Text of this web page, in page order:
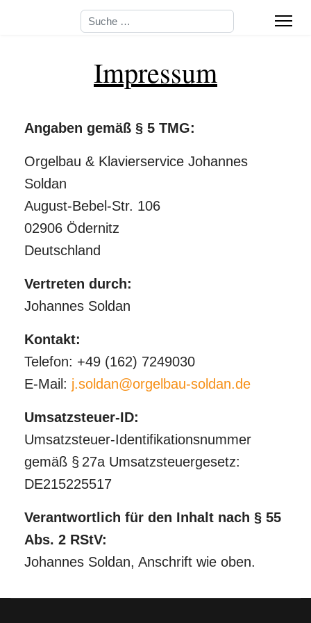
Suchen
Impressum
Angaben gemäß § 5 TMG:
Orgelbau & Klavierservice Johannes
Soldan
August-Bebel-Str. 106
02906 Ödernitz
Deutschland
Vertreten durch:
Johannes Soldan
Kontakt:
Telefon: +49 (162) 7249030
E-Mail: j.soldan@orgelbau-soldan.de
Umsatzsteuer-ID:
Umsatzsteuer-Identifikationsnummer
gemäß § 27a Umsatzsteuergesetz:
DE215225517
Verantwortlich für den Inhalt nach § 55
Abs. 2 RStV:
Johannes Soldan, Anschrift wie oben.